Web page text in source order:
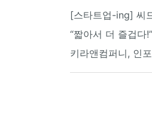
[스타트업-ing] 씨
“짧아서 더 즐겁다
키라앤컴퍼니, 인